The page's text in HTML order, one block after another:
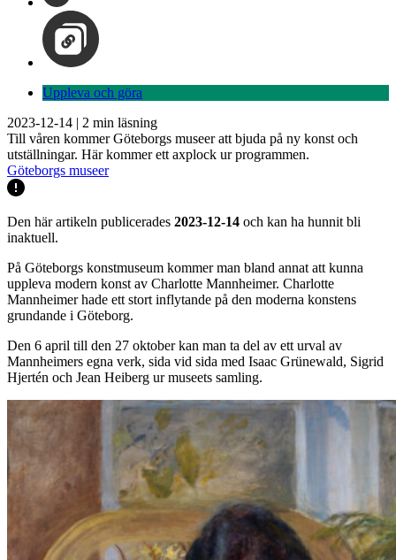
Uppleva och göra
2023-12-14 | 2 min läsning
Till våren kommer Göteborgs museer att bjuda på ny konst och
utställningar. Här kommer ett axplock ur programmen.
Göteborgs museer
Den här artikeln publicerades 2023-12-14 och kan ha hunnit bli
inaktuell.
På Göteborgs konstmuseum kommer man bland annat att kunna
uppleva modern konst av Charlotte Mannheimer. Charlotte
Mannheimer hade ett stort inflytande på den moderna konstens
grundande i Göteborg.
Den 6 april till den 27 oktober kan man ta del av ett urval av
Mannheimers egna verk, sida vid sida med Isaac Grünewald, Sigrid
Hjertén och Jean Heiberg ur museets samling.